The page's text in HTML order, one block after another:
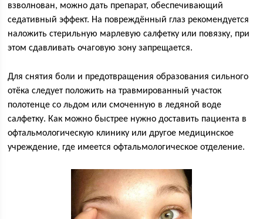
взволнован, можно дать препарат, обеспечивающий
седативный эффект. На повреждённый глаз рекомендуется
наложить стерильную марлевую салфетку или повязку, при
этом сдавливать очаговую зону запрещается.
Для снятия боли и предотвращения образования сильного
отёка следует положить на травмированный участок
полотенце со льдом или смоченную в ледяной воде
салфетку. Как можно быстрее нужно доставить пациента в
офтальмологическую клинику или другое медицинское
учреждение, где имеется офтальмологическое отделение.